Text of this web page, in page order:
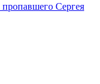
Сергея